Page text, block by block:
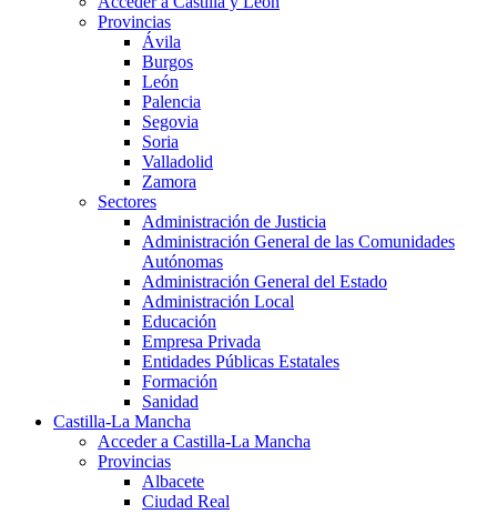
Provincias
Ávila
Burgos
León
Palencia
Segovia
Soria
Valladolid
Zamora
Sectores
Administración de Justicia
Administración General de las Comunidades
Autónomas
Administración General del Estado
Administración Local
Educación
Empresa Privada
Entidades Públicas Estatales
Formación
Sanidad
Castilla-La Mancha
Acceder a Castilla-La Mancha
Provincias
Albacete
Ciudad Real